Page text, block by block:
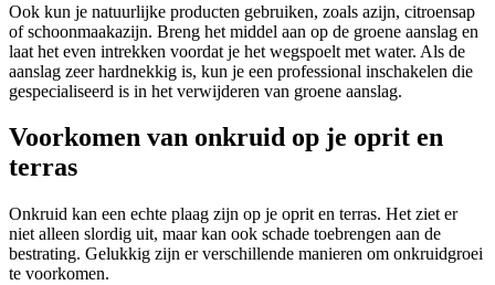
Ook kun je natuurlijke producten gebruiken, zoals azijn, citroensap
of schoonmaakazijn. Breng het middel aan op de groene aanslag en
laat het even intrekken voordat je het wegspoelt met water. Als de
aanslag zeer hardnekkig is, kun je een professional inschakelen die
gespecialiseerd is in het verwijderen van groene aanslag.
Voorkomen van onkruid op je oprit en
terras
Onkruid kan een echte plaag zijn op je oprit en terras. Het ziet er
niet alleen slordig uit, maar kan ook schade toebrengen aan de
bestrating. Gelukkig zijn er verschillende manieren om onkruidgroei
te voorkomen.